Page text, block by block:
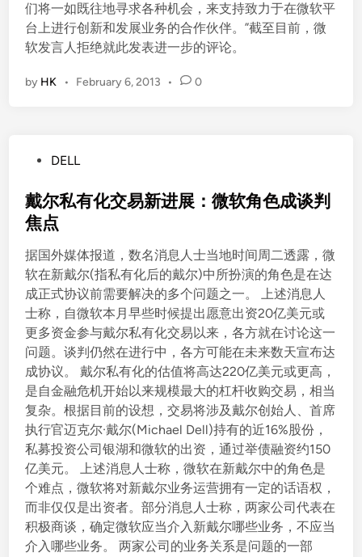
们将一如既往地寻求各种机会，来支持致力于在微软平
台上进行创新和发展业务的合作伙伴。”截至目前，微
软发言人拒绝就此发表进一步的评论。
by HK • February 6, 2013 • 0
s
t
e
d
i
n
DELL
戴尔私有化交易新进展：微软角色成谈判
焦点
据国外媒体报道，数名消息人士当地时间周二透露，微
软在新戴尔(指私有化后的戴尔)中所扮演的角色是在达
成正式协议前需要解决的多个问题之一。 上述消息人
士称，自微软本月早些时候提出愿意出资20亿美元或
更多资金参与戴尔私有化交易以来，各方就在讨论这一
问题。谈判仍然在进行中，各方可能在未来数天宣布达
成协议。 戴尔私有化的估值将高达220亿美元或更高，
是自金融危机开始以来规模最大的杠杆收购交易，相当
复杂。根据目前的设想，交易将涉及戴尔创始人、首席
执行官迈克尔·戴尔(Michael Dell)持有的近16%股份，
私募投资公司银湖和微软的出资，通过举债融资约150
亿美元。 上述消息人士称，微软在新戴尔中的角色是
个难点，微软将对新戴尔业务运营拥有一定的话语权，
而非仅仅是出资者。部分消息人士称，两家公司代表在
积极商谈，确定微软应当介入新戴尔哪些业务，不应当
介入哪些业务。 两家公司的业务关系是问题的一部